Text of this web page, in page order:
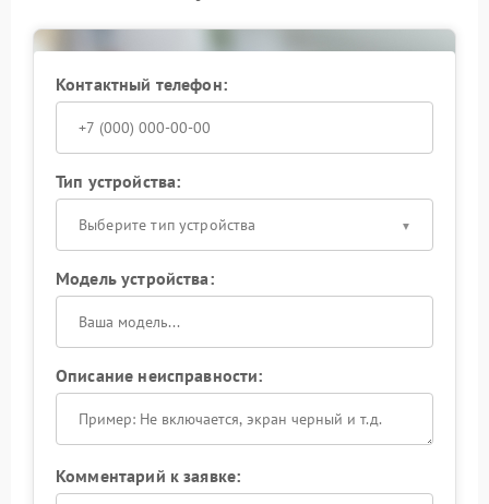
Ремонт и рекомендации
Качественный ремонт проводится после
диагностики состояния внутренних компонентов и
аккумулятора. В сервисном центре Powercom
перегрев и настраивают стабильную работу
устройства.
Контактный телефон:
Тип устройства:
Выберите тип устройства
Модель устройства:
Описание неисправности:
Комментарий к заявке: